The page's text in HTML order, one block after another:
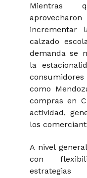
Mientras
incrementar
calzado
demanda se
la
como
compras en
actividad,
los
A nivel
con